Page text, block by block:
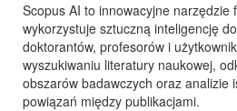
Scopus AI to innowacyjne narzędzie
wykorzystuje sztuczną inteligencję
doktorantów, profesorów i
wyszukiwaniu literatury naukowej,
obszarów badawczych oraz analizie
powiązań między publikacjami.